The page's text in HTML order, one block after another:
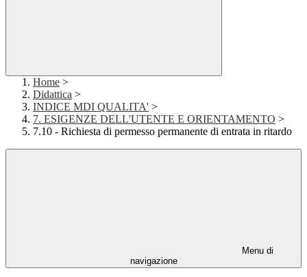
Home >
Didattica >
INDICE MDI QUALITA' >
7. ESIGENZE DELL'UTENTE E ORIENTAMENTO >
7.10 - Richiesta di permesso permanente di entrata in ritardo
Menu di
navigazione